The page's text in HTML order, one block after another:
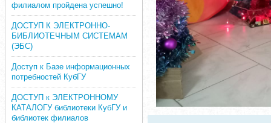
филиалом пройдена успешно!
ДОСТУП К ЭЛЕКТРОННО-
БИБЛИОТЕЧНЫМ СИСТЕМАМ
(ЭБС)
Доступ к Базе информационных
потребностей КубГУ
ДОСТУП к ЭЛЕКТРОННОМУ
КАТАЛОГУ библиотеки КубГУ и
библиотек филиалов